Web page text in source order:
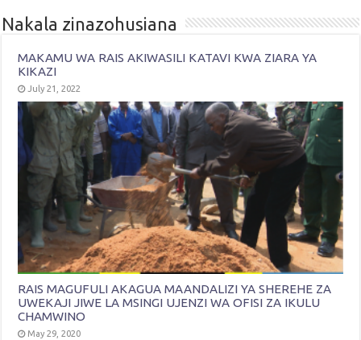
Nakala zinazohusiana
MAKAMU WA RAIS AKIWASILI KATAVI KWA ZIARA YA
KIKAZI
July 21, 2022
RAIS MAGUFULI AKAGUA MAANDALIZI YA SHEREHE ZA
UWEKAJI JIWE LA MSINGI UJENZI WA OFISI ZA IKULU
CHAMWINO
May 29, 2020